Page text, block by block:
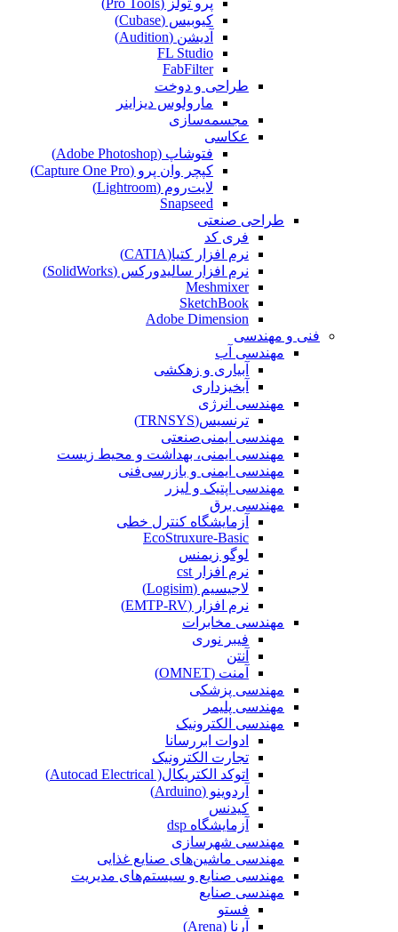
کیوبیس (Cubase‎)
آدیشن (Audition)
FL Studio
FabFilter
طراحی و دوخت
مارولوس دیزاینر
مجسمه‌سازی‌
عکاسی
فتوشاپ (Adobe Photoshop)
کپچر وان پرو (Capture One Pro)
لایت‌روم (Lightroom)
Snapseed
طراحی صنعتی
فری کد
نرم افزار کتیا(CATIA)
نرم افزار سالیدورکس (SolidWorks)
Meshmixer
SketchBook
Adobe Dimension
فنی و مهندسی
مهندسی آب
آبیاری و زهکشی
آبخیزداری
مهندسی انرژی
ترنسیس(TRNSYS)
مهندسی ایمنی‌صنعتی
مهندسی ایمنی، بهداشت و محیط زیست
مهندسی ایمنی‌ و‌ بازرسی‌فنی
مهندسی اپتیک و لیزر
مهندسی برق
آزمایشگاه کنترل خطی
EcoStruxure-Basic
لوگو زیمنس
نرم افزار cst
لاجیسیم (Logisim)
نرم افزار (EMTP-RV)
مهندسی مخابرات
فیبر نوری
آنتن
آمنت (OMNET)
مهندسی پزشکی
مهندسی پلیمر
مهندسی الکترونیک
ادوات ابررسانا
تجارت الکترونیک
اتوکد الکتریکال( Autocad Electrical)
آردوینو (Arduino)
کیدنس
آزمایشگاه dsp
مهندسی شهرسازی
مهندسی ماشین‌های صنایع غذایی
مهندسی صنایع و سیستم‌های مدیریت
مهندسی صنایع
فستو
آرنا (Arena)